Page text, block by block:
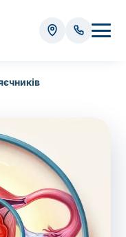
(крім крові) - від
0 грн